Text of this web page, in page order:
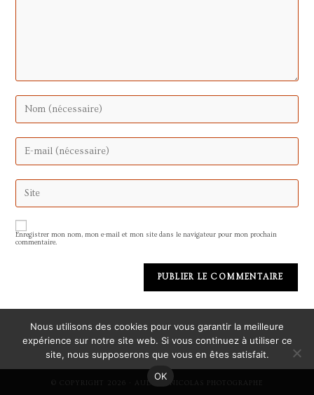
Enter
your
name
username
comment
Enter
your
email
to
comment
Saisir
l’URL
de
(facultatif)
Enregistrer mon nom, mon e-mail et mon site dans le navigateur pour mon prochain
commentaire.
© COPYRIGHT 2026 · AUDREY NICOLAS PHOTOGRAPHE
Nous utilisons des cookies pour vous garantir la meilleure
expérience sur notre site web. Si vous continuez à utiliser ce
site, nous supposerons que vous en êtes satisfait.
OK